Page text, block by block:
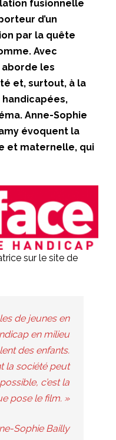
fusionnelle
d’un
par la quête
Avec
les
et, surtout, à la
Anne-Sophie
évoquent la
et maternelle, qui
sur le site de
de jeunes en
en milieu
des enfants.
la société peut
c’est la
pose le film. »
Sophie Bailly